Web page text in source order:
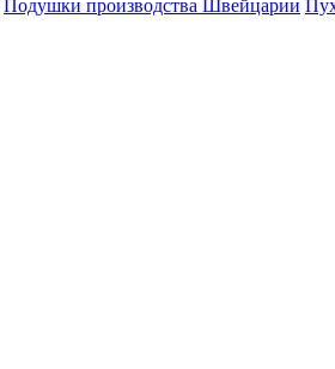
Подушки производства Швейцарии